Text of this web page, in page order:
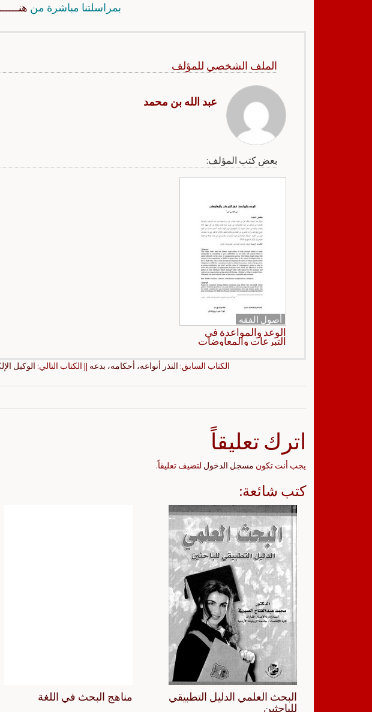
بمراسلتنا مباشرة من
الملف الشخصي للمؤلف
عبد الله بن محمد
بعض كتب المؤلف:
أصول الفقه
الوعد والمواعدة في
التبرعات والمعاوضات
الكتاب السابق: النذر أنواعه، أحكامه، بدعه || الكتاب التالي: الوكيل
اترك تعليقاً
يجب أنت تكون مسجل الدخول لتضيف تعليقاً.
كتب شائعة:
مناهج البحث في اللغة
البحث العلمي الدليل التطبيقي
للباحثين